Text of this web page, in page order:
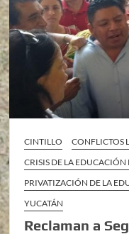
CINTILLO
CONFLICTOS
CRISIS DE LA EDUCACIÓN
PRIVATIZACIÓN DE LA
YUCATÁN
Reclaman a